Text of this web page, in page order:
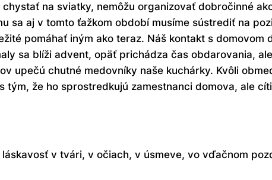
na sviatky, nemôžu organizovať dobročinné
sa aj v tomto ťažkom období musíme sústrediť na
pomáhať iným ako teraz. Náš kontakt s
sa blíži advent, opäť prichádza čas obdarovania,
upečú chutné medovníky naše kuchárky. Kvôli
tým, že ho sprostredkujú zamestnanci domova, ale
v tvári, v očiach, v úsmeve, vo vďačnom